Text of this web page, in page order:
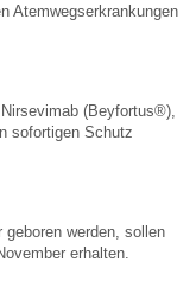
Atemwegserkrankungen
(Beyfortus®),
sofortigen Schutz
werden, sollen
erhalten.